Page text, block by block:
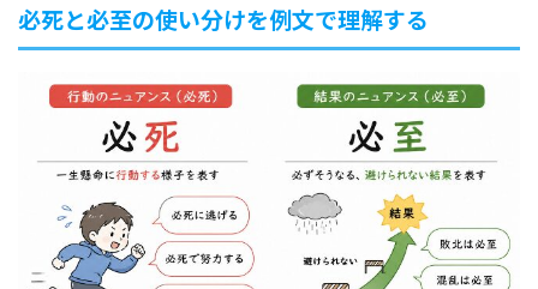
必死と必至の使い分けを例文で理解する